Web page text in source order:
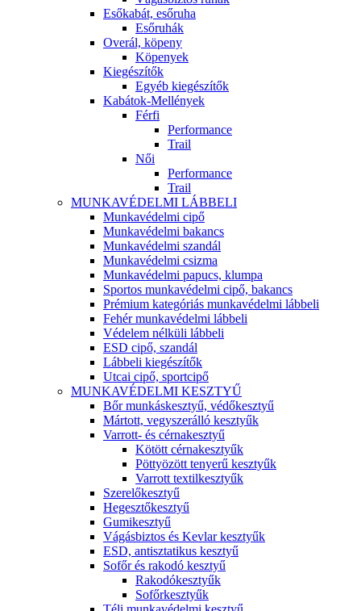
Esőkabát, esőruha
Esőruhák
Overál, köpeny
Köpenyek
Kiegészítők
Egyéb kiegészítők
Kabátok-Mellények
Férfi
Performance
Trail
Női
Performance
Trail
MUNKAVÉDELMI LÁBBELI
Munkavédelmi cipő
Munkavédelmi bakancs
Munkavédelmi szandál
Munkavédelmi csizma
Munkavédelmi papucs, klumpa
Sportos munkavédelmi cipő, bakancs
Prémium kategóriás munkavédelmi lábbeli
Fehér munkavédelmi lábbeli
Védelem nélküli lábbeli
ESD cipő, szandál
Lábbeli kiegészítők
Utcai cipő, sportcipő
MUNKAVÉDELMI KESZTYŰ
Bőr munkáskesztyű, védőkesztyű
Mártott, vegyszerálló kesztyűk
Varrott- és cérnakesztyű
Kötött cérnakesztyűk
Pöttyözött tenyerű kesztyűk
Varrott textilkesztyűk
Szerelőkesztyű
Hegesztőkesztyű
Gumikesztyű
Vágásbiztos és Kevlar kesztyűk
ESD, antisztatikus kesztyű
Sofőr és rakodó kesztyű
Rakodókesztyűk
Sofőrkesztyűk